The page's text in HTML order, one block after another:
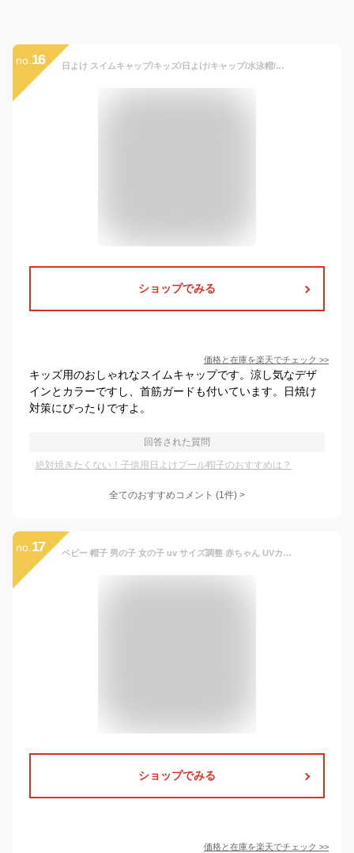
no. 16 日よけ スイムキャップ/キッズ/日よけ/キャップ/水泳帽/キッズ/水泳帽子/水着/子供/ベビー/男の子/女の子/幼児/プール帽子/つば付き/プール/韓国子供服/子ども/ジュニア/韓国子供服
ショップでみる
価格と在庫を楽天でチェック >>
キッズ用のおしゃれなスイムキャップです。涼し気なデザ
インとカラーですし、首筋ガードも付いています。日焼け
対策にぴったりですよ。
回答された質問
絶対焼きたくない！子供用日よけプール帽子のおすすめは？
全てのおすすめコメント (1件) >
no. 17 ベビー 帽子 男の子 女の子 uv サイズ調整 赤ちゃん UVカット 99％ ベビー帽子 日よけ 水遊び 紫外線 防止 42 44 46 48 50センチ あご紐 紐付き 日除け ハット つば広 ゴム 公園 プール 幼稚園 保育園 無地 アウトドア
ショップでみる
価格と在庫を楽天でチェック >>